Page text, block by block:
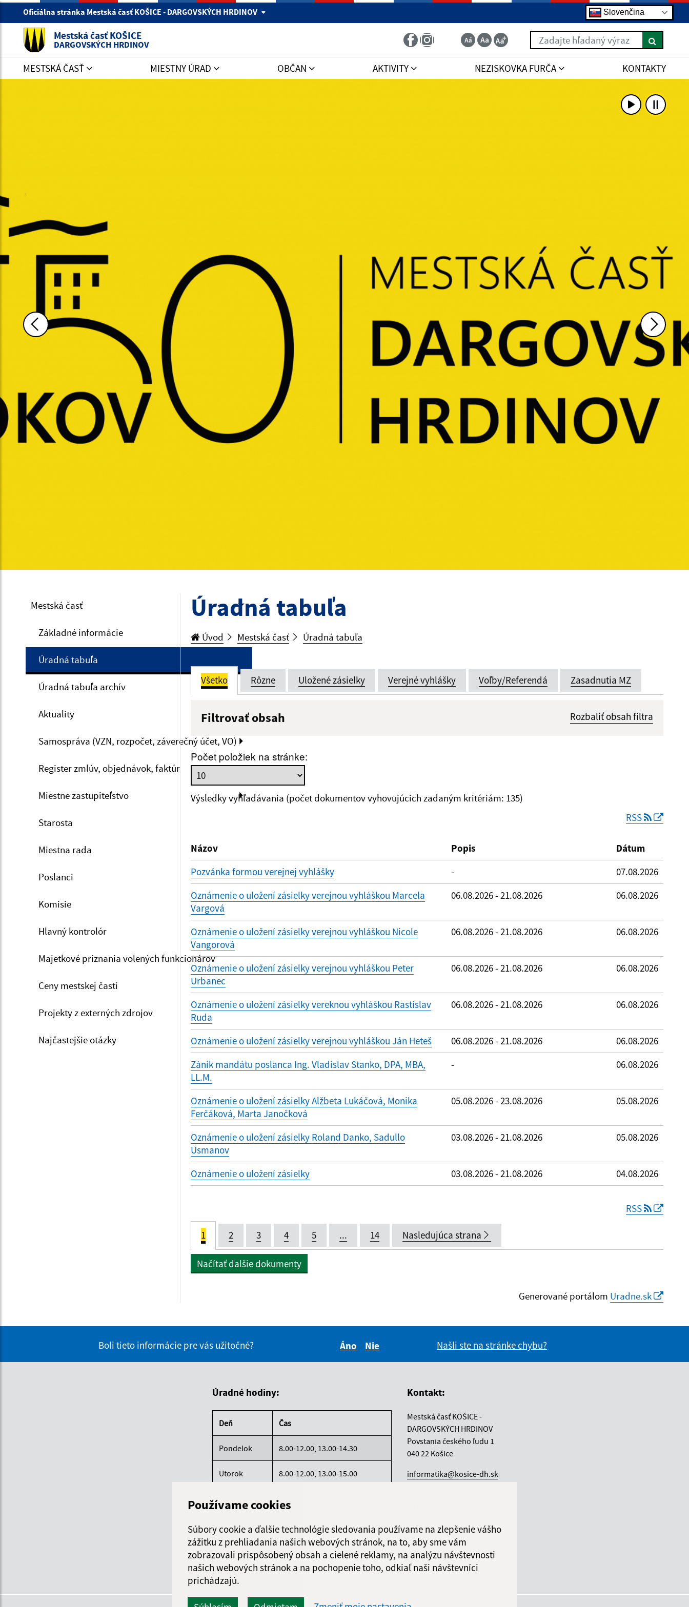
Používame cookies
Súbory cookie a ďalšie technológie sledovania používame na zlepšenie vášho
zážitku z prehliadania našich webových stránok, na to, aby sme vám
zobrazovali prispôsobený obsah a cielené reklamy, na analýzu návštevnosti
našich webových stránok a na pochopenie toho, odkiaľ naši návštevníci
prichádzajú.
Oficiálna stránka Mestská časť KOŠICE - DARGOVSKÝCH HRDINOV Slovenčina
Mestská časť KOŠICE
DARGOVSKÝCH HRDINOV
Zadajte hľadaný výraz
MESTSKÁ ČASŤ MIESTNY ÚRAD OBČAN AKTIVITY NEZISKOVKA FURČA KONTAKTY
Mestská časť
Základné informácie
Úradná tabuľa
Úradná tabuľa archív
Aktuality
Samospráva (VZN, rozpočet, záverečný účet, VO)
Register zmlúv, objednávok, faktúr
Miestne zastupiteľstvo
Starosta
Miestna rada
Poslanci
Komisie
Hlavný kontrolór
Majetkové priznania volených funkcionárov
Ceny mestskej časti
Projekty z externých zdrojov
Najčastejšie otázky
Úradná tabuľa
Úvod Mestská časť Úradná tabuľa
Všetko Rôzne Uložené zásielky Verejné vyhlášky Voľby/Referendá Zasadnutia MZ
Filtrovať obsah Rozbaliť obsah filtra
Dátum zverejnenia do:
Počet položiek na stránke:
Výsledky vyhľadávania (počet dokumentov vyhovujúcich zadaným kritériám: 135)
RSS
Názov Popis
Dátum
Pozvánka formou verejnej vyhlášky
-
07.08.2026
Oznámenie o uložení zásielky verejnou vyhláškou Marcela
Vargová
06.08.2026 - 21.08.2026 06.08.2026
Oznámenie o uložení zásielky verejnou vyhláškou Nicole
Vangorová
06.08.2026 - 21.08.2026 06.08.2026
Oznámenie o uložení zásielky verejnou vyhláškou Peter
Urbanec
06.08.2026 - 21.08.2026 06.08.2026
Oznámenie o uložení zásielky vereknou vyhláškou Rastislav
Ruda
06.08.2026 - 21.08.2026 06.08.2026
Oznámenie o uložení zásielky verejnou vyhláškou Ján Heteš 06.08.2026 - 21.08.2026
06.08.2026
Zánik mandátu poslanca Ing. Vladislav Stanko, DPA, MBA,
LL.M.
- 06.08.2026
Oznámenie o uložení zásielky Alžbeta Lukáčová, Monika
Ferčáková, Marta Janočková
05.08.2026 - 23.08.2026 05.08.2026
Oznámenie o uložení zásielky Roland Danko, Sadullo
Usmanov
03.08.2026 - 21.08.2026 05.08.2026
Oznámenie o uložení zásielky 03.08.2026 - 21.08.2026 04.08.2026
RSS
1 2 3 4 5 ... 14 Nasledujúca strana
Načítať ďalšie dokumenty
Generované portálom Uradne.sk
Boli tieto informácie pre vás užitočné?
Áno
Nie
Našli ste na stránke chybu?
Úradné hodiny:
Deň Čas
Pondelok 8.00-12.00, 13.00-14.30
Utorok 8.00-12.00, 13.00-15.00
Štvrtok 8.00-12.00
Piatok 8.00-12.00
Kontakt:
Mestská časť KOŠICE -
DARGOVSKÝCH HRDINOV
Povstania českého ľudu 1
040 22 Košice
informatika@kosice-dh.sk